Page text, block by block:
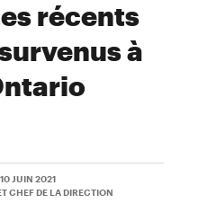
récents
à
10 JUIN 2021
CHEF DE LA DIRECTION